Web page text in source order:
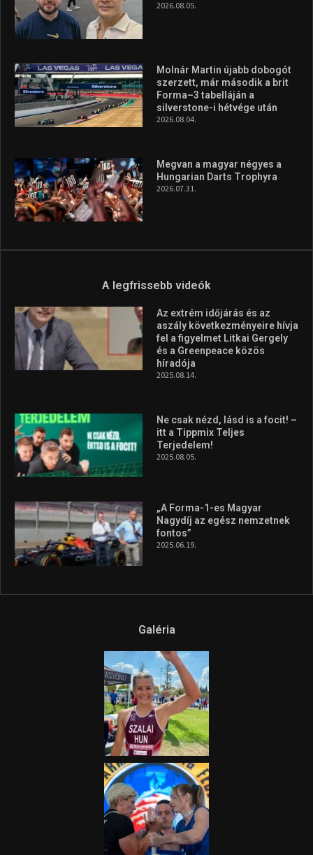
2026.08.05.
Molnár Martin újabb dobogót
szerzett, már második a brit
Forma–3 tabelláján a
silverstone-i hétvége után
2026.08.04.
Megvan a magyar négyes a
Hungarian Darts Trophyra
2026.07.31.
A legfrissebb videók
Az extrém időjárás és az
aszály következményeire hívja
fel a figyelmet Litkai Gergely
és a Greenpeace közös
híradója
2025.08.14.
Ne csak nézd, lásd is a focit! –
itt a Tippmix Teljes
Terjedelem!
2025.08.05.
„A Forma-1-es Magyar
Nagydíj az egész nemzetnek
fontos”
2025.06.19.
Galéria